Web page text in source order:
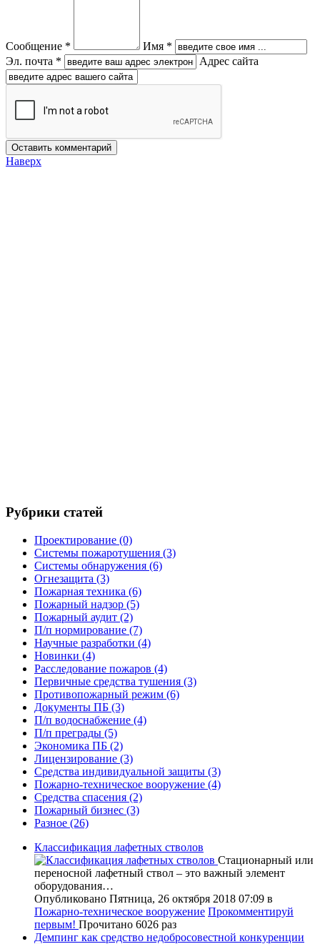
Сообщение *
Имя *
Эл. почта *
Адрес сайта
Наверх
Рубрики статей
Проектирование (0)
Системы пожаротушения (3)
Системы обнаружения (6)
Огнезащита (3)
Пожарная техника (6)
Пожарный надзор (5)
Пожарный аудит (2)
П/п нормирование (7)
Научные разработки (4)
Новинки (4)
Расследование пожаров (4)
Первичные средства тушения (3)
Противопожарный режим (6)
Документы ПБ (3)
П/п водоснабжение (4)
П/п преграды (5)
Экономика ПБ (2)
Лицензирование (3)
Средства индивидуальной защиты (3)
Пожарно-техническое вооружение (4)
Средства спасения (2)
Пожарный бизнес (3)
Разное (26)
Классификация лафетных стволов
Стационарный или
переносной лафетный ствол – это важный элемент
оборудования…
Опубликовано Пятница, 26 октября 2018 07:09 в
Пожарно-техническое вооружение Прокомментируй
первым! Прочитано 6026 раз
Демпинг как средство недобросовестной конкуренции